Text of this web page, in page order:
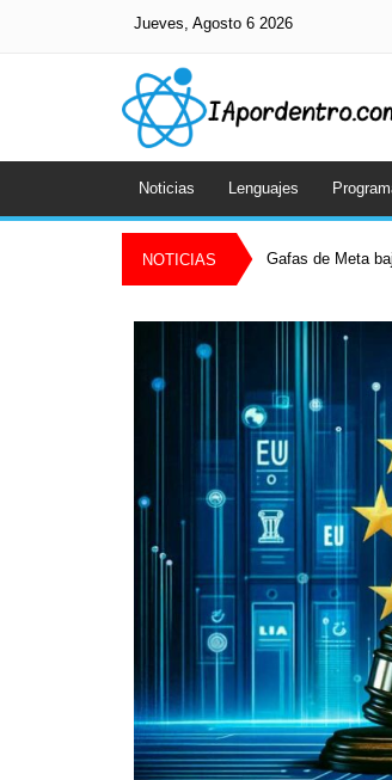
Jueves, Agosto 6 2026
Noticias Lenguajes
NOTICIAS Gafas de Meta